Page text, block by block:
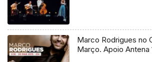
Marco Rodrigues no
Março. Apoio Antena